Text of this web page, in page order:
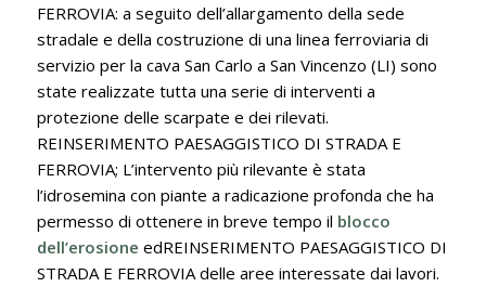
FERROVIA: a seguito dell’allargamento della sede
stradale e della costruzione di una linea ferroviaria di
servizio per la cava San Carlo a San Vincenzo (LI) sono
state realizzate tutta una serie di interventi a
protezione delle scarpate e dei rilevati.
REINSERIMENTO PAESAGGISTICO DI STRADA E
FERROVIA; L’intervento più rilevante è stata
l’idrosemina con piante a radicazione profonda che ha
permesso di ottenere in breve tempo il blocco
dell’erosione edREINSERIMENTO PAESAGGISTICO DI
STRADA E FERROVIA delle aree interessate dai lavori.